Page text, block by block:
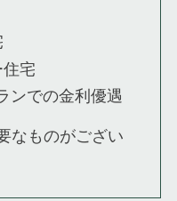
宅
ンでの金利優遇
なものがござい